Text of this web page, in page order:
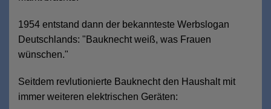
1954 entstand dann der bekannteste Werbslogan
Deutschlands: "Bauknecht weiß, was Frauen
wünschen."
Seitdem revlutionierte Bauknecht den Haushalt mit
immer weiteren elektrischen Geräten: